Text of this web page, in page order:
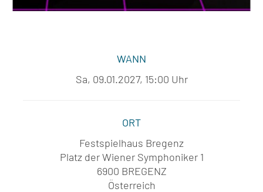
WANN
Sa, 09.01.2027, 15:00 Uhr
ORT
Festspielhaus Bregenz
Platz der Wiener Symphoniker 1
6900 BREGENZ
Österreich